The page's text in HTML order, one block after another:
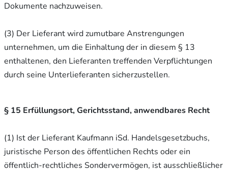
Dokumente nachzuweisen.
(3) Der Lieferant wird zumutbare Anstrengungen
unternehmen, um die Einhaltung der in diesem § 13
enthaltenen, den Lieferanten treffenden Verpflichtungen
durch seine Unterlieferanten sicherzustellen.
§ 15 Erfüllungsort, Gerichtsstand, anwendbares Recht
(1) Ist der Lieferant Kaufmann iSd. Handelsgesetzbuchs,
juristische Person des öffentlichen Rechts oder ein
öffentlich-rechtliches Sondervermögen, ist ausschließlicher